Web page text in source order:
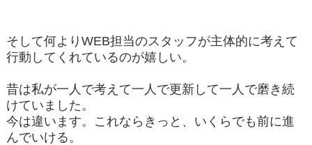
そして何よりWEB担当のスタッフが主体的に考えて
行動してくれているのが嬉しい。
昔は私が一人で考えて一人で更新して一人で磨き続
けていました。
今は違います。これならきっと、いくらでも前に進
んでいける。